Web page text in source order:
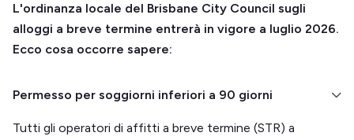
L'ordinanza locale del Brisbane City Council sugli
alloggi a breve termine entrerà in vigore a luglio 2026.
Ecco cosa occorre sapere:
Permesso per soggiorni inferiori a 90 giorni
Tutti gli operatori di affitti a breve termine (STR) a